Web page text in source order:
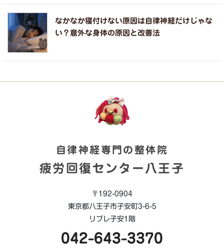
なかなか寝付けない原因は自律神経だけじゃな
い？意外な身体の原因と改善法
自律神経専門の整体院
疲労回復センター八王子
〒192-0904
東京都八王子市子安町3-6-5
リブレ子安1階
042-643-3370